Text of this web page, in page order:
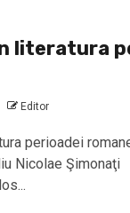
literatura
Editor
perioadei
Nicolae